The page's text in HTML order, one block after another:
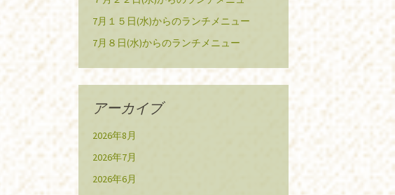
7月１５日(水)からのランチメニュー
7月８日(水)からのランチメニュー
アーカイブ
2026年8月
2026年7月
2026年6月